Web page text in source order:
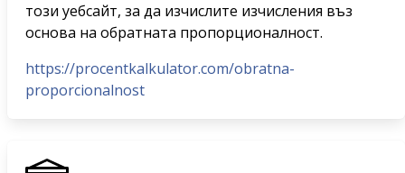
този уебсайт, за да изчислите изчисления въз
основа на обратната пропорционалност.
https://procentkalkulator.com/obratna-
proporcionalnost